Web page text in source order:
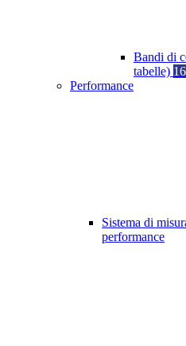
Bandi di
tabelle) 16
Performance
Sistema di
performance